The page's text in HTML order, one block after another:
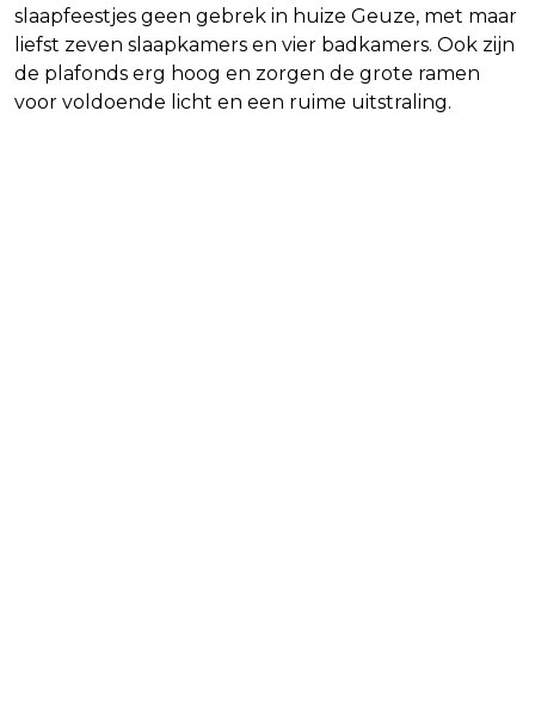
slaapfeestjes geen gebrek in huize Geuze, met maar
liefst zeven slaapkamers en vier badkamers. Ook zijn
de plafonds erg hoog en zorgen de grote ramen
voor voldoende licht en een ruime uitstraling.